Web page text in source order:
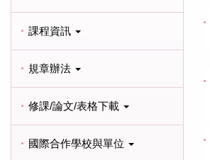
課程資訊
規章辦法
修課/論文/表格下載
國際合作學校與單位